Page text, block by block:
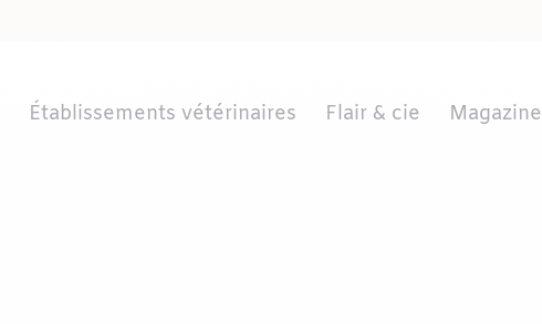
Établissements vétérinaires Flair & cie Magazine